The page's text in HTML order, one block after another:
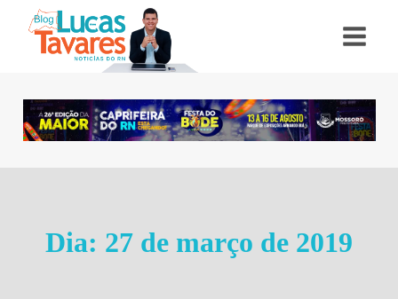
Dia: 27 de março de 2019